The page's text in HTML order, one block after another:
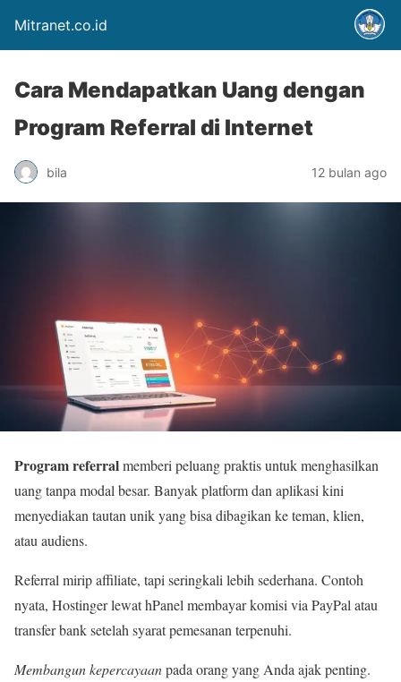
Mitranet.co.id
Cara Mendapatkan Uang dengan
Program Referral di Internet
bila 12 bulan ago
Program referralmemberi peluang praktis untuk menghasilkan
uang tanpa modal besar. Banyak platform dan aplikasi kini
menyediakan tautan unik yang bisa dibagikan ke teman, klien,
atau audiens.
Referral mirip affiliate, tapi seringkali lebih sederhana. Contoh
nyata, Hostinger lewat hPanel membayar komisi via PayPal atau
transfer bank setelah syarat pemesanan terpenuhi.
Membangun kepercayaanpada orang yang Anda ajak penting.